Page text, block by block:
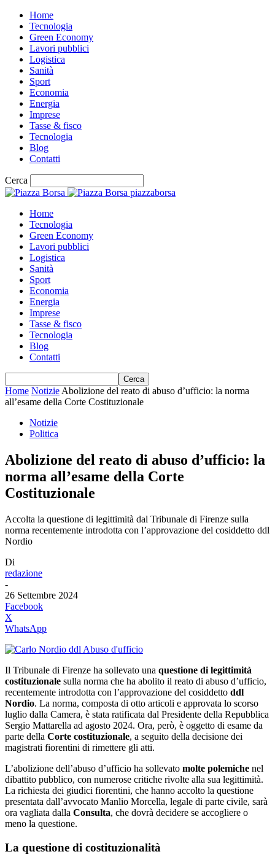
Home
Tecnologia
Green Economy
Lavori pubblici
Logistica
Sanità
Sport
Economia
Energia
Imprese
Tasse & fisco
Tecnologia
Blog
Contatti
Cerca
piazzaborsa
Home
Tecnologia
Green Economy
Lavori pubblici
Logistica
Sanità
Sport
Economia
Energia
Imprese
Tasse & fisco
Tecnologia
Blog
Contatti
Home Notizie Abolizione del reato di abuso d’ufficio: la norma
all’esame della Corte Costituzionale
Notizie
Politica
Abolizione del reato di abuso d’ufficio: la
norma all’esame della Corte
Costituzionale
Accolta la questione di legittimità dal Tribunale di Firenze sulla
norma recentemente introdotta con l’approvazione del cosiddetto ddl
Nordio
Di
redazione
-
26 Settembre 2024
Facebook
X
WhatsApp
Il Tribunale di Firenze ha sollevato una questione di legittimità
costituzionale sulla norma che ha abolito il reato di abuso d’ufficio,
recentemente introdotta con l’approvazione del cosiddetto ddl
Nordio. La norma, composta di otto articoli e approvata lo scorso
luglio dalla Camera, è stata ratificata dal Presidente della Repubblica
Sergio Mattarella ad agosto 2024. Ora, però, è oggetto di esame da
parte della Corte costituzionale, a seguito della decisione dei
magistrati fiorentini di rimettere gli atti.
L’abolizione dell’abuso d’ufficio ha sollevato molte polemiche nel
dibattito pubblico, con numerose critiche rivolte alla sua legittimità.
La richiesta dei giudici fiorentini, che hanno accolto la questione
presentata dall’avvocato Manlio Morcella, legale di parte civile, sarà
ora vagliata dalla Consulta, che dovrà decidere se accogliere o
meno la questione.
La questione di costituzionalità